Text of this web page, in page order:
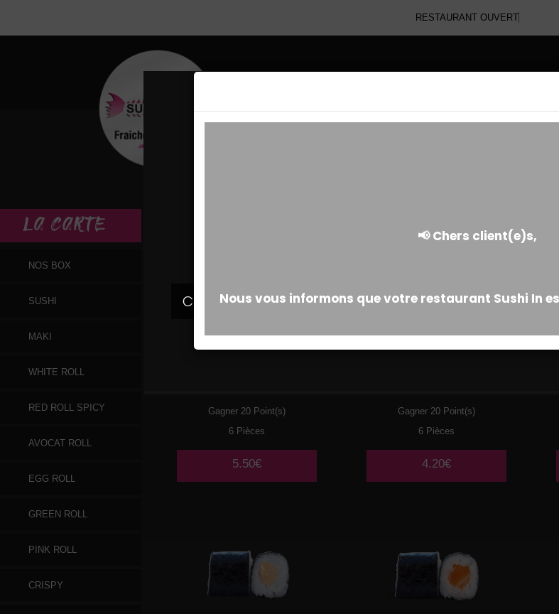
RESTAURANT
LA CARTE
NOS BOX
SUSHI
MAKI
WHITE ROLL
RED ROLL SPICY
AVOCAT ROLL
EGG ROLL
GREEN ROLL
PINK ROLL
CRISPY
Gagner 20 Point(s)
6 Pièces
5.50€
Gagner 20 Point(s)
6 Pièces
4.20€